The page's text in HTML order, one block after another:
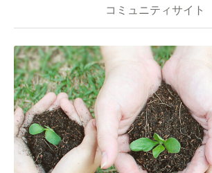
コミュニティサイト